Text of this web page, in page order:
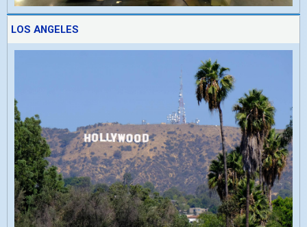
LOS ANGELES